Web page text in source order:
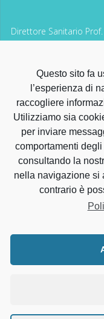
Questo sito fa
l’esperienza di
raccogliere
Utilizziamo sia
per inviare
comportamenti
consultando la
nella navigazione si
contrario è
Direttore Sanitario
dei Medici
Direttore Sanitario
Barbuni – Iscr. Albo
1239
Portogruaro (VE) n.
Reale
Odontoiatria San
Portogruaro - 0421